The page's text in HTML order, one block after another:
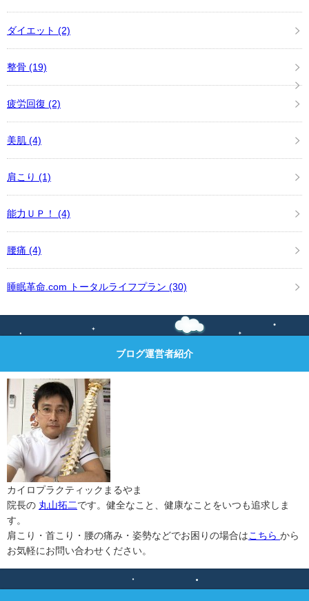
ダイエット (2)
整骨 (19)
疲労回復 (2)
美肌 (4)
肩こり (1)
能力ＵＰ！ (4)
腰痛 (4)
睡眠革命.com トータルライフプラン (30)
ブログ運営者紹介
カイロプラクティックまるやま
院長の 丸山拓二です。健全なこと、健康なことをいつも追求しま
す。
肩こり・首こり・腰の痛み・姿勢などでお困りの場合はこちら から
お気軽にお問い合わせください。